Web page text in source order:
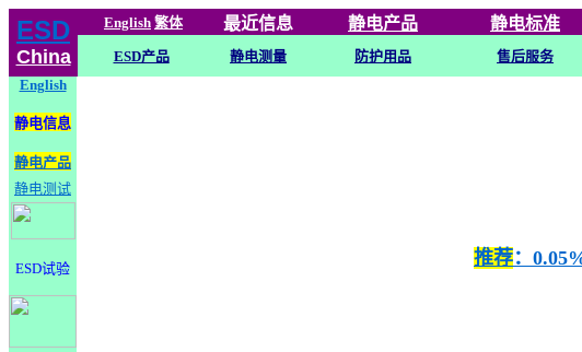
ESD
China
English 繁体 最近信息 静电产品 静电标准
ESD产品 静电测量 防护用品 售后服务
English
静电信息
静电产品
静电测试
ESD试验 推荐：